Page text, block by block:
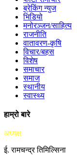
ब्रेकिंग न्युज
भिडियो
मनोरञ्जन/साहित्य
राजनीति
वातावरण-कृषि
विचार/बहस
विशेष
समाचार
समाज
स्थानीय
स्वास्थ्य
हाम्रो बारे
अध्यक्ष
ई. रामचन्द्र तिमिल्सिना